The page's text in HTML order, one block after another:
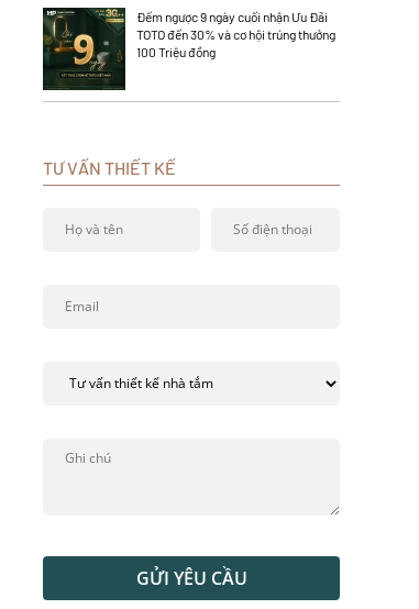
Đếm ngược 9 ngày cuối nhận Ưu Đãi
TOTO đến 30% và cơ hội trúng thưởng
100 Triệu đồng
TƯ VẤN THIẾT KẾ
GỬI YÊU CẦU